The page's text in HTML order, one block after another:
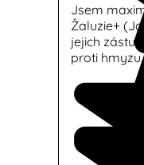
Jsem
Žaluzie+
jejich
proti